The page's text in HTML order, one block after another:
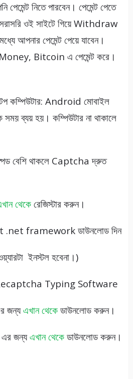
পেমেন্ট নিতে পারবেন। পেমেন্ট পেতে
ওই সাইটে গিয়ে Withdraw
আপনার পেমেন্ট পেয়ে যাবেন।
Bitcoin এ পেমেন্ট করে।
কম্পিউটার: Android মোবাইল
সময় ব্যয় হয়। কম্পিউটার না থাকালে
বেশি থাকলে Captcha দ্রুত
থেকেরেজিস্টার করুন।
framework ডাউনলোড দিন
ইনস্টল হবেনা।)
Typing Software
জন্যএখান থেকেডাউনলোড করুন।
জন্যএখান থেকেডাউনলোড করুন।